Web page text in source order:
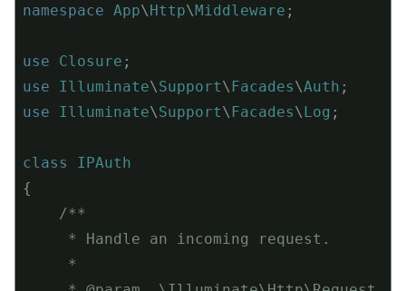
namespace App\Http\Middleware ;
use Closure
use
Illuminate\Support\ Facades\Auth
use
Illuminate\Support\ Facades\Log ;
class
IPAuth
{
/**
     * Handle an incoming request.
     *